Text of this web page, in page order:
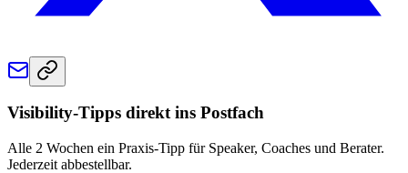
Visibility-Tipps direkt ins Postfach
Alle 2 Wochen ein Praxis-Tipp für Speaker, Coaches und Berater.
Jederzeit abbestellbar.